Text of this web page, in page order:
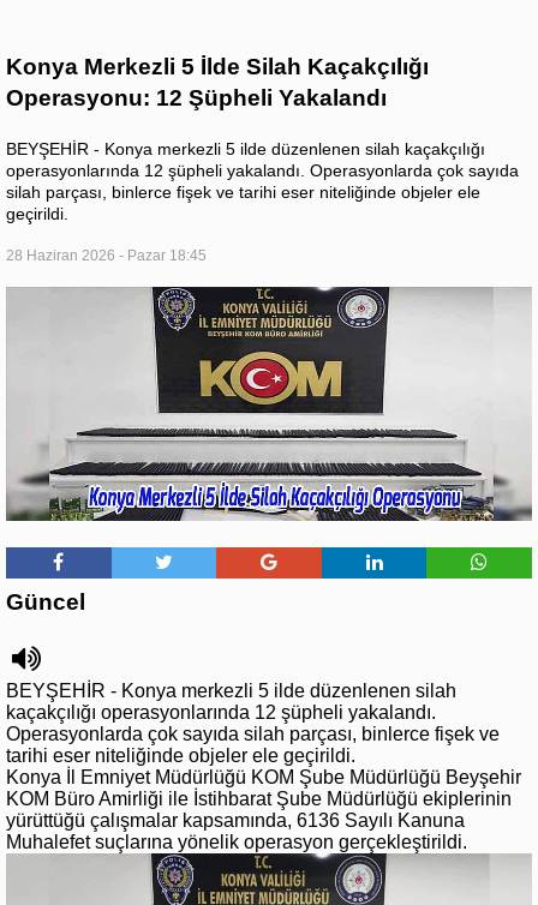
Konya Merkezli 5 İlde Silah Kaçakçılığı
Operasyonu: 12 Şüpheli Yakalandı
BEYŞEHİR - Konya merkezli 5 ilde düzenlenen silah kaçakçılığı
operasyonlarında 12 şüpheli yakalandı. Operasyonlarda çok sayıda
silah parçası, binlerce fişek ve tarihi eser niteliğinde objeler ele
geçirildi.
28 Haziran 2026 - Pazar 18:45
Güncel
BEYŞEHİR - Konya merkezli 5 ilde düzenlenen silah
kaçakçılığı operasyonlarında 12 şüpheli yakalandı.
Operasyonlarda çok sayıda silah parçası, binlerce fişek ve
tarihi eser niteliğinde objeler ele geçirildi.
Konya İl Emniyet Müdürlüğü KOM Şube Müdürlüğü Beyşehir
KOM Büro Amirliği ile İstihbarat Şube Müdürlüğü ekiplerinin
yürüttüğü çalışmalar kapsamında, 6136 Sayılı Kanuna
Muhalefet suçlarına yönelik operasyon gerçekleştirildi.